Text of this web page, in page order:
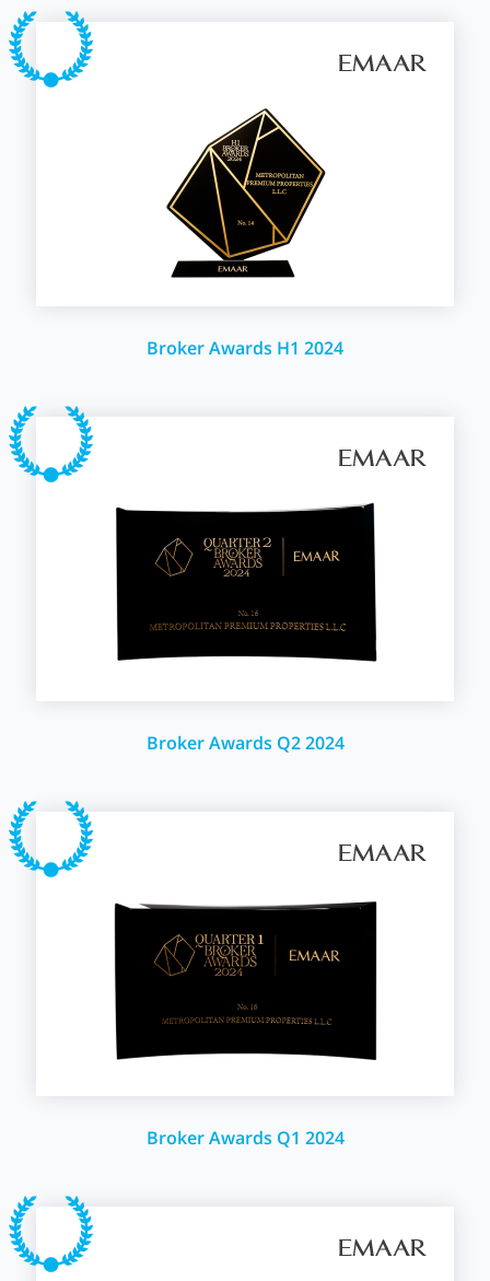
Broker Awards H1 2024
Broker Awards Q2 2024
Broker Awards Q1 2024